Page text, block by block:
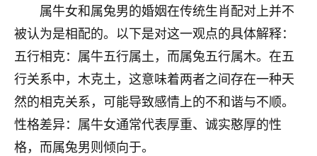
属牛女和属兔男的婚姻在传统生肖配对上并不
被认为是相配的。以下是对这一观点的具体解释：
五行相克：属牛五行属土，而属兔五行属木。在五
行关系中，木克土，这意味着两者之间存在一种天
然的相克关系，可能导致感情上的不和谐与不顺。
性格差异：属牛女通常代表厚重、诚实憨厚的性
格，而属兔男则倾向于。
付深
我是公司人事调整，有升迁机会，但同时竞争的我们
三个，找老师的时候是抱着侥幸心理，没想到老师看
着我晋升有望，我半信半疑的按照老师建议，做了化
太岁还有一个发钱粮，本来年前的人事调整，拖到年
后，我以为都没戏了，结果开年一上班，开会提拔升
职第一个就是我，职务无所谓，主要是底薪加了
3000，非常开心，无论如何，感恩感谢！🙏🏻